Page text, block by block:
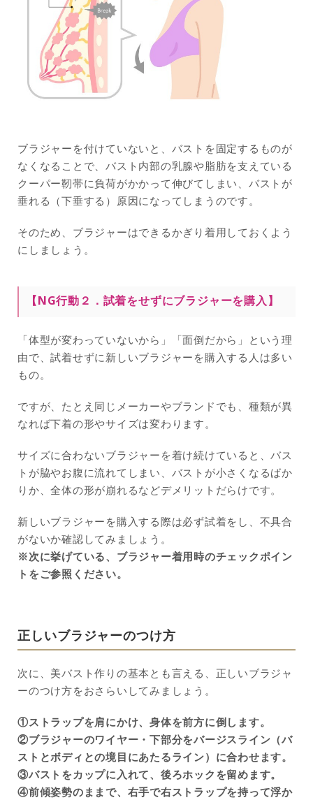
ブラジャーを付けていないと、バストを固定するものが
なくなることで、バスト内部の乳腺や脂肪を支えている
クーパー靭帯に負荷がかかって伸びてしまい、バストが
垂れる（下垂する）原因になってしまうのです。
そのため、ブラジャーはできるかぎり着用しておくよう
にしましょう。
【NG行動２． 試着をせずにブラジャーを購入】
「体型が変わっていないから」「面倒だから」という理
由で、試着せずに新しいブラジャーを購入する人は多い
もの。
ですが、たとえ同じメーカーやブランドでも、種類が異
なれば下着の形やサイズは変わります。
サイズに合わないブラジャーを着け続けていると、バス
トが脇やお腹に流れてしまい、バストが小さくなるばか
りか、全体の形が崩れるなどデメリットだらけです。
新しいブラジャーを購入する際は必ず試着をし、不具合
がないか確認してみましょう。
※次に挙げている、ブラジャー着用時のチェックポイン
トをご参照ください。
正しいブラジャーのつけ方
次に、美バスト作りの基本とも言える、正しいブラジャ
ーのつけ方をおさらいしてみましょう。
①ストラップを肩にかけ、身体を前方に倒します。
②ブラジャーのワイヤー・下部分をバージスライン（バ
ストとボディとの境目にあたるライン）に合わせます。
③バストをカップに入れて、後ろホックを留めます。
④前傾姿勢のままで、右手で右ストラップを持って浮か